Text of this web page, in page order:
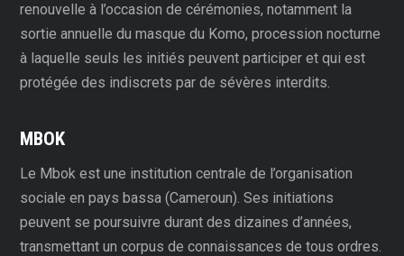
renouvelle à l’occasion de cérémonies, notamment la
sortie annuelle du masque du Komo, procession nocturne
à laquelle seuls les initiés peuvent participer et qui est
protégée des indiscrets par de sévères interdits.
MBOK
Le Mbok est une institution centrale de l’organisation
sociale en pays bassa (Cameroun). Ses initiations
peuvent se poursuivre durant des dizaines d’années,
transmettant un corpus de connaissances de tous ordres.